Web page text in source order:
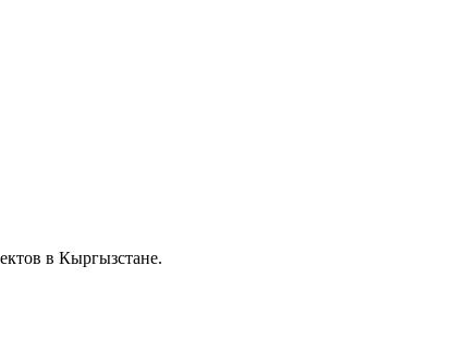
в Кыргызстане.